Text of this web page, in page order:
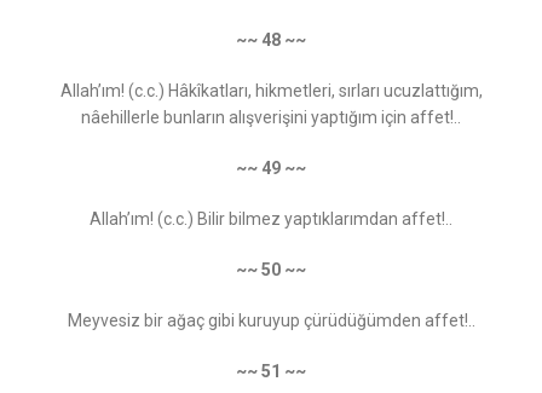
~~ 48 ~~
Allah’ım! (c.c.) Hâkîkatları, hikmetleri, sırları ucuzlattığım,
nâehillerle bunların alışverişini yaptığım için affet!..
~~ 49 ~~
Allah’ım! (c.c.) Bilir bilmez yaptıklarımdan affet!..
~~ 50 ~~
Meyvesiz bir ağaç gibi kuruyup çürüdüğümden affet!..
~~ 51 ~~